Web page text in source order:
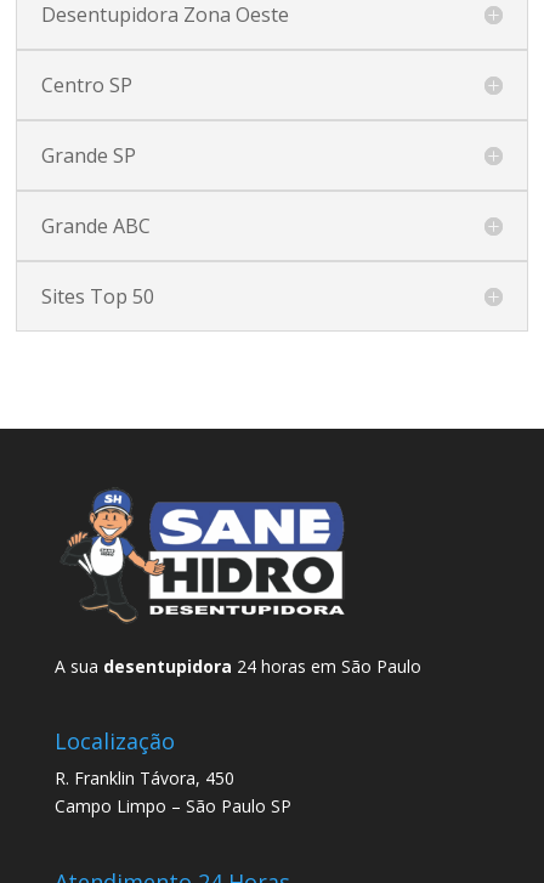
Desentupidora Zona Oeste
Centro SP
Grande SP
Grande ABC
Sites Top 50
A sua desentupidora 24 horas em São Paulo
Localização
R. Franklin Távora, 450
Campo Limpo – São Paulo SP